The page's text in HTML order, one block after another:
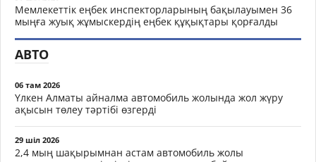
Мемлекеттік еңбек инспекторларының бақылауымен 36
мыңға жуық жұмыскердің еңбек құқықтары қорғалды
АВТО
06 там 2026
Үлкен Алматы айналма автомобиль жолында жол жүру
ақысын төлеу тәртібі өзгерді
29 шіл 2026
2,4 мың шақырымнан астам автомобиль жолы